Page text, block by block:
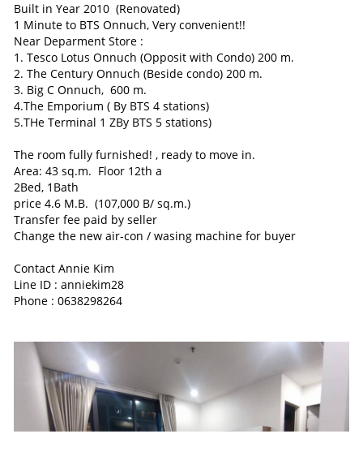
Built in Year 2010 (Renovated)
1 Minute to BTS Onnuch, Very convenient!!
Near Deparment Store :
1. Tesco Lotus Onnuch (Opposit with Condo) 200 m.
2. The Century Onnuch (Beside condo) 200 m.
3. Big C Onnuch, 600 m.
4.The Emporium ( By BTS 4 stations)
5.THe Terminal 1 ZBy BTS 5 stations)
The room fully furnished! , ready to move in.
Area: 43 sq.m. Floor 12th a
2Bed, 1Bath
price 4.6 M.B. (107,000 B/ sq.m.)
Transfer fee paid by seller
Change the new air-con / wasing machine for buyer
Contact Annie Kim
Line ID : anniekim28
Phone : 0638298264